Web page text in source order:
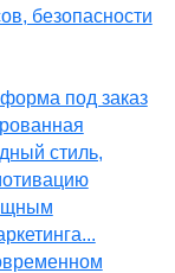
безопасности
под заказ
стиль,